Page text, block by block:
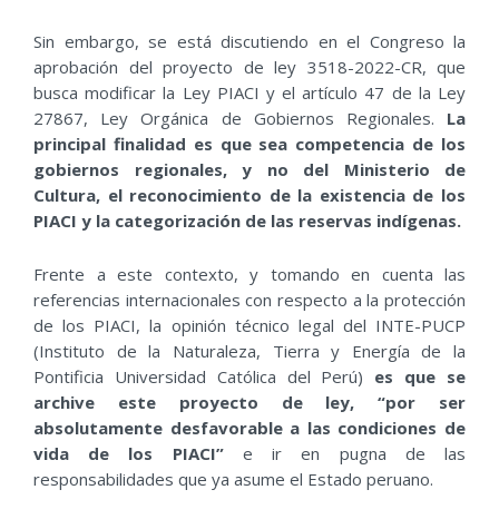
Sin embargo, se está discutiendo en el Congreso la
aprobación del proyecto de ley 3518-2022-CR, que
busca modificar la Ley PIACI y el artículo 47 de la Ley
27867, Ley Orgánica de Gobiernos Regionales. La
principal finalidad es que sea competencia de los
gobiernos regionales, y no del Ministerio de
Cultura, el reconocimiento de la existencia de los
PIACI y la categorización de las reservas indígenas.
Frente a este contexto, y tomando en cuenta las
referencias internacionales con respecto a la protección
de los PIACI, la opinión técnico legal del INTE-PUCP
(Instituto de la Naturaleza, Tierra y Energía de la
Pontificia Universidad Católica del Perú) es que se
archive este proyecto de ley, “por ser
absolutamente desfavorable a las condiciones de
vida de los PIACI”e ir en pugna de las
responsabilidades que ya asume el Estado peruano.